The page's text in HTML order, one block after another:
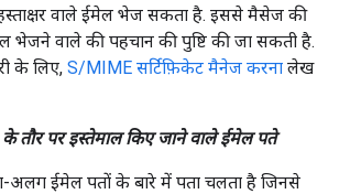
वाले ईमेल भेज सकता है. इससे मैसेज की
भेजने वाले की पहचान की पुष्टि की जा सकती है.
के लिए, S/MIME सर्टिफ़िकेट मैनेज करना लेख
पर इस्तेमाल किए जाने वाले ईमेल पते
ईमेल पतों के बारे में पता चलता है जिनसे